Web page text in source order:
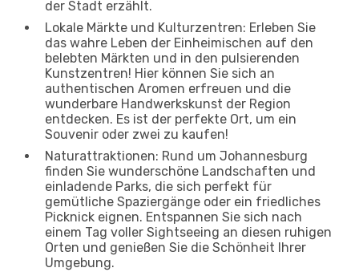
der Stadt erzählt.
Lokale Märkte und Kulturzentren: Erleben Sie
das wahre Leben der Einheimischen auf den
belebten Märkten und in den pulsierenden
Kunstzentren! Hier können Sie sich an
authentischen Aromen erfreuen und die
wunderbare Handwerkskunst der Region
entdecken. Es ist der perfekte Ort, um ein
Souvenir oder zwei zu kaufen!
Naturattraktionen: Rund um Johannesburg
finden Sie wunderschöne Landschaften und
einladende Parks, die sich perfekt für
gemütliche Spaziergänge oder ein friedliches
Picknick eignen. Entspannen Sie sich nach
einem Tag voller Sightseeing an diesen ruhigen
Orten und genießen Sie die Schönheit Ihrer
Umgebung.